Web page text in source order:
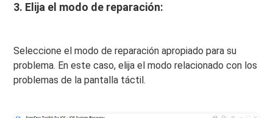
3. Elija el modo de reparación:
Seleccione el modo de reparación apropiado para su
problema. En este caso, elija el modo relacionado con los
problemas de la pantalla táctil.